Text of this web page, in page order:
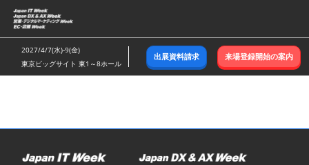
ス
キ
ッ
し
む
2027/4/7(水)-9(金)
東京ビッグサイト 東1～8ホール
出展資料請求 来場登録開始の案内